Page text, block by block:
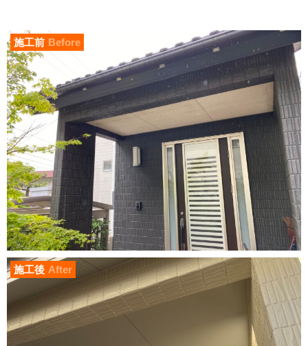
施工前 Before
施工後 After